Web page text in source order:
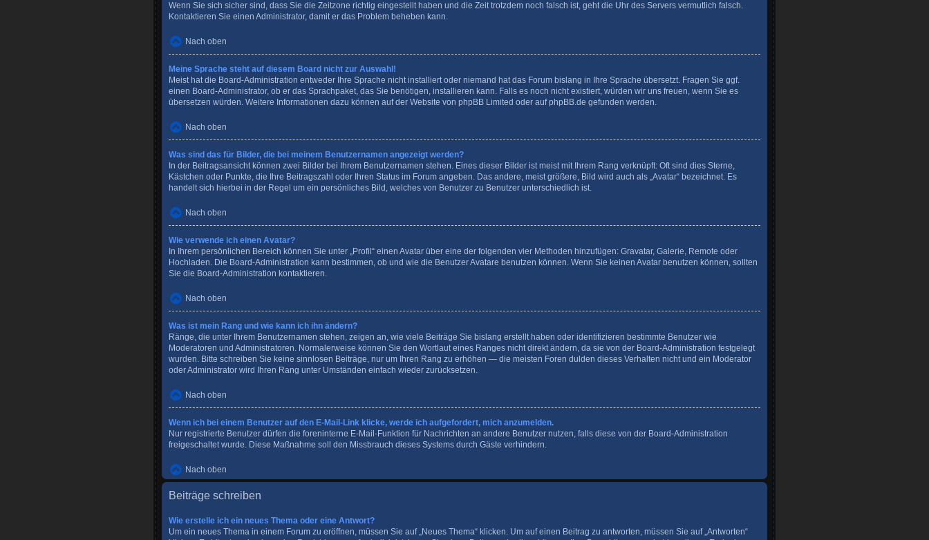
Wenn Sie sich sicher sind, dass Sie die Zeitzone richtig eingestellt haben und die Zeit trotzdem noch falsch ist, geht die Uhr des Servers vermutlich falsch.
Kontaktieren Sie einen Administrator, damit er das Problem beheben kann.
Nach oben
Meine Sprache steht auf diesem Board nicht zur Auswahl!
Meist hat die Board-Administration entweder Ihre Sprache nicht installiert oder niemand hat das Forum bislang in Ihre Sprache übersetzt. Fragen Sie ggf.
einen Board-Administrator, ob er das Sprachpaket, das Sie benötigen, installieren kann. Falls es noch nicht existiert, würden wir uns freuen, wenn Sie es
übersetzen würden. Weitere Informationen dazu können auf der Website von phpBB Limited oder aufphpBB.de gefunden werden.
Nach oben
Was sind das für Bilder, die bei meinem Benutzernamen angezeigt werden?
In der Beitragsansicht können zwei Bilder bei Ihrem Benutzernamen stehen. Eines dieser Bilder ist meist mit Ihrem Rang verknüpft: Oft sind dies Sterne,
Kästchen oder Punkte, die Ihre Beitragszahl oder Ihren Status im Forum angeben. Das andere, meist größere, Bild wird auch als „Avatar“ bezeichnet. Es
handelt sich hierbei in der Regel um ein persönliches Bild, welches von Benutzer zu Benutzer unterschiedlich ist.
Nach oben
Wie verwende ich einen Avatar?
In Ihrem persönlichen Bereich können Sie unter „Profil“ einen Avatar über eine der folgenden vier Methoden hinzufügen: Gravatar, Galerie, Remote oder
Hochladen. Die Board-Administration kann bestimmen, ob und wie die Benutzer Avatare benutzen können. Wenn Sie keinen Avatar benutzen können, sollten
Sie die Board-Administration kontaktieren.
Nach oben
Was ist mein Rang und wie kann ich ihn ändern?
Ränge, die unter Ihrem Benutzernamen stehen, zeigen an, wie viele Beiträge Sie bislang erstellt haben oder identifizieren bestimmte Benutzer wie
Moderatoren und Administratoren. Normalerweise können Sie den Wortlaut eines Ranges nicht direkt ändern, da sie von der Board-Administration festgelegt
wurden. Bitte schreiben Sie keine sinnlosen Beiträge, nur um Ihren Rang zu erhöhen — die meisten Foren dulden dieses Verhalten nicht und ein Moderator
oder Administrator wird Ihren Rang unter Umständen einfach wieder zurücksetzen.
Nach oben
Wenn ich bei einem Benutzer auf den E-Mail-Link klicke, werde ich aufgefordert, mich anzumelden.
Nur registrierte Benutzer dürfen die foreninterne E-Mail-Funktion für Nachrichten an andere Benutzer nutzen, falls diese von der Board-Administration
freigeschaltet wurde. Diese Maßnahme soll den Missbrauch dieses Systems durch Gäste verhindern.
Nach oben
Beiträge schreiben
Wie erstelle ich ein neues Thema oder eine Antwort?
Um ein neues Thema in einem Forum zu eröffnen, müssen Sie auf „Neues Thema“ klicken. Um auf einen Beitrag zu antworten, müssen Sie auf „Antworten“